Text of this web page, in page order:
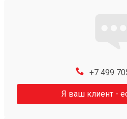
+7 499
Я ваш клиент -